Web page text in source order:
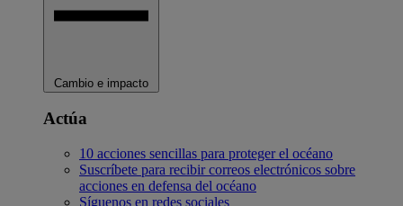
Cambio e impacto
Actúa
10 acciones sencillas para proteger el océano
Suscríbete para recibir correos electrónicos sobre
acciones en defensa del océano
Síguenos en redes sociales